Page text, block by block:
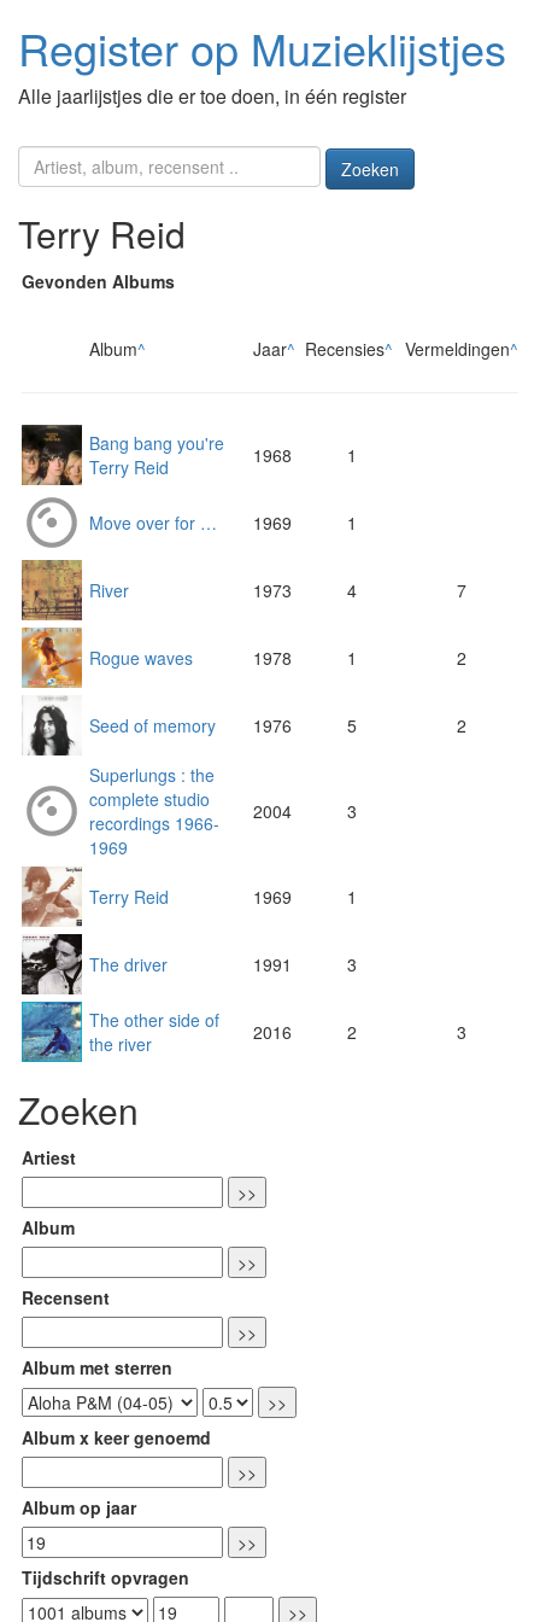
Register op Muzieklijstjes
Alle jaarlijstjes die er toe doen, in één register
Zoeken
Terry Reid
Gevonden Albums
Album^ Jaar^ Recensies^ Vermeldingen^
Bang bang you're
Terry Reid
1968 1
Move over for … 1969 1
River 1973 4 7
Rogue waves 1978 1 2
Seed of memory 1976 5 2
Superlungs : the
complete studio
recordings 1966-
1969
2004 3
Terry Reid 1969 1
The driver 1991 3
The other side of
the river
2016 2 3
Zoeken
Artiest
Album
Recensent
Album met sterren
Album x keer genoemd
Album op jaar
Tijdschrift opvragen